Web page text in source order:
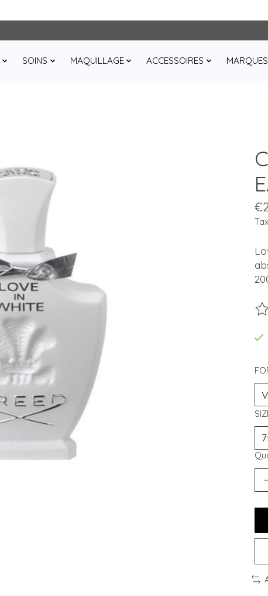
SOINS MAQUILLAGE ACCESSOIRES MARQUES